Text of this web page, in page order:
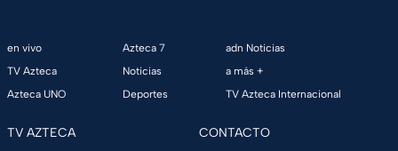
en vivo
TV Azteca
Azteca UNO
Azteca 7
Noticias
Deportes
adn Noticias
a más +
TV Azteca Internacional
TV AZTECA CONTACTO